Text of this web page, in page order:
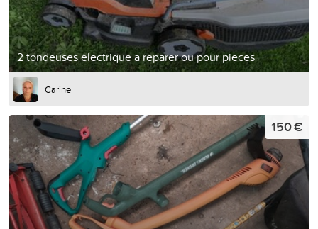
2 tondeuses electrique a reparer ou pour pieces
Carine
150 €